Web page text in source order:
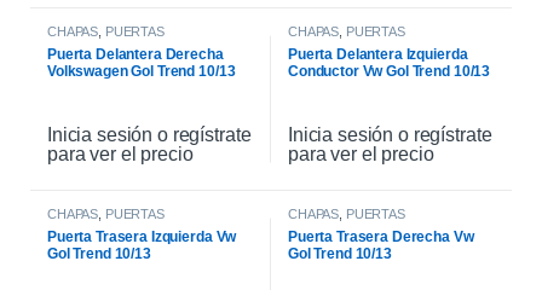
CHAPAS PUERTAS
Puerta Delantera Derecha
Volkswagen Gol Trend 10/13
Inicia sesión o regístrate
para ver el precio
CHAPAS PUERTAS
Puerta Delantera Izquierda
Conductor Vw Gol Trend 10/13
Inicia sesión o regístrate
para ver el precio
CHAPAS PUERTAS
Puerta Trasera Izquierda Vw
Gol Trend 10/13
CHAPAS PUERTAS
Puerta Trasera Derecha Vw
Gol Trend 10/13